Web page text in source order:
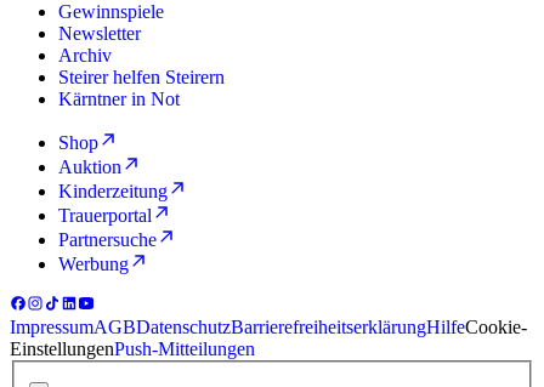
Gewinnspiele
Newsletter
Archiv
Steirer helfen Steirern
Kärntner in Not
Shop
Auktion
Kinderzeitung
Trauerportal
Partnersuche
Werbung
ImpressumAGBDatenschutzBarrierefreiheitserklärungHilfeCookie-
EinstellungenPush-Mitteilungen